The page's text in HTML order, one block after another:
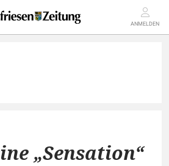
ANMELDEN
„Sensation“